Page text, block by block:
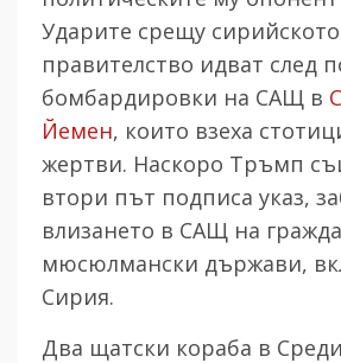
Ударите срещу сирийското
правителство идват след
бомбардировки на САЩ в
Йемен, които взеха
жертви. Наскоро Тръмп
втори път подписа указ,
влизането в САЩ на
мюсюлмански държави,
Сирия.
Два щатски кораба в